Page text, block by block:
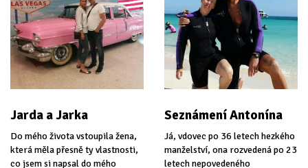
Jarda a Jarka
Do mého života vstoupila žena,
která měla přesně ty vlastnosti,
co jsem si napsal do mého
Seznámení Antonína
Já, vdovec po 36 letech hezkého
manželství, ona rozvedená po 23
letech nepovedeného